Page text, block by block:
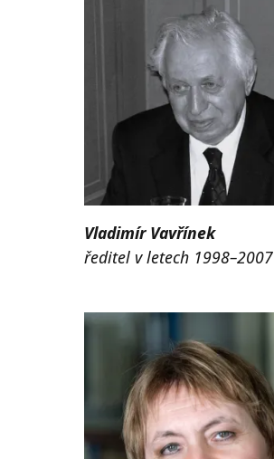
Vladimír Vavřínek
ředitel v letech 1998–2007